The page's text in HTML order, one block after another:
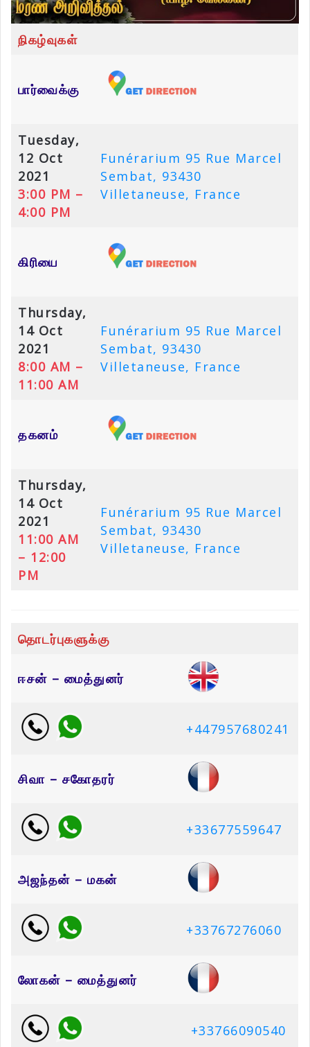
நிகழ்வுகள்
பார்வைக்கு
Tuesday,
12 Oct
2021
3:00 PM –
4:00 PM
Funérarium 95 Rue Marcel
Sembat, 93430
Villetaneuse, France
கிரியை
Thursday,
14 Oct
2021
8:00 AM –
11:00 AM
Funérarium 95 Rue Marcel
Sembat, 93430
Villetaneuse, France
தகனம்
Thursday,
14 Oct
2021
11:00 AM
– 12:00
PM
Funérarium 95 Rue Marcel
Sembat, 93430
Villetaneuse, France
தொடர்புகளுக்கு
ஈசன் – மைத்துனர்
+447957680241
சிவா – சகோதரர்
+33677559647
அஜந்தன் – மகன்
+33767276060
லோகன் – மைத்துனர்
+33766090540